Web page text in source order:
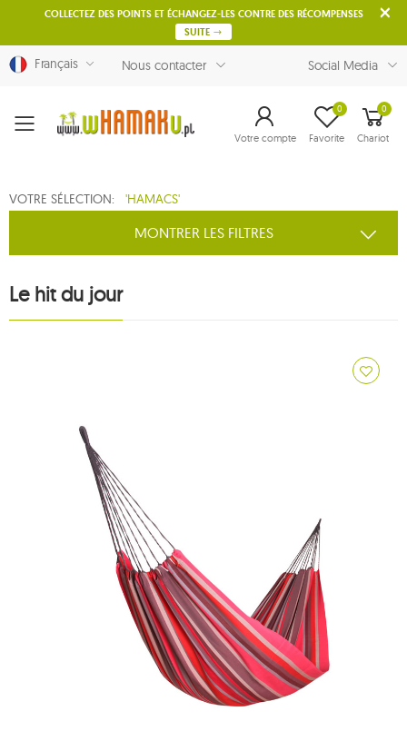
COLLECTEZ DES POINTS ET ÉCHANGEZ-LES CONTRE DES RÉCOMPENSES
SUITE
Français Nous contacter Social Media
Menu Votre compte Favorite
0 0
Chariot
VOTRE SÉLECTION: 'HAMACS'
MONTRER LES FILTRES
Le hit du jour